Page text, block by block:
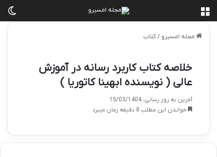
مجله امسیرو /کتاب
خلاصه کتاب کاربرد رسانه در آموزش
عالی ( نویسنده ابهینا کاتوریا )
آخرین به روز رسانی: 15/03/1404
خواندن این مطلب 8 دقیقه زمان میبرد